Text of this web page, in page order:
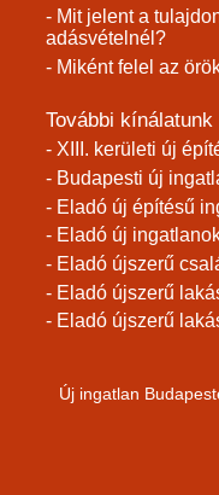
- Mit jelent a
adásvételnél?
- Miként felel az
További kínálatunk
- XIII. kerületi új
- Budapesti új
- Eladó új építésű
- Eladó új
- Eladó újszerű
- Eladó újszerű
- Eladó újszerű
Új ingatlan